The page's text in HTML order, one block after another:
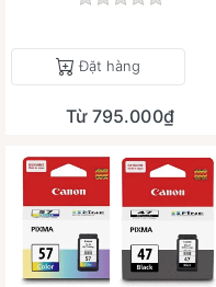
Đặt hàng
Từ 795.000₫